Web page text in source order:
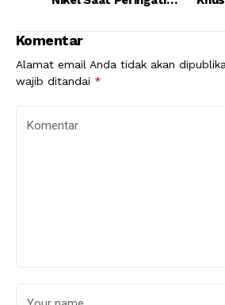
Komentar
Alamat email Anda tidak akan
wajib ditandai *